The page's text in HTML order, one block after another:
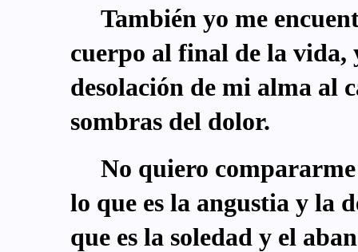
También yo me
cuerpo al final de la vida,
desolación de mi alma al
sombras del dolor.
No quiero
lo que es la angustia y la
que es la soledad y el